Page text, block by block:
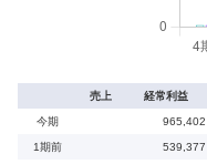
売上 経常利益
今期 965,402
1期前 539,377